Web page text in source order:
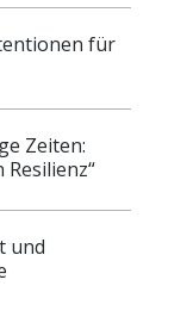
für
Zeiten:
und